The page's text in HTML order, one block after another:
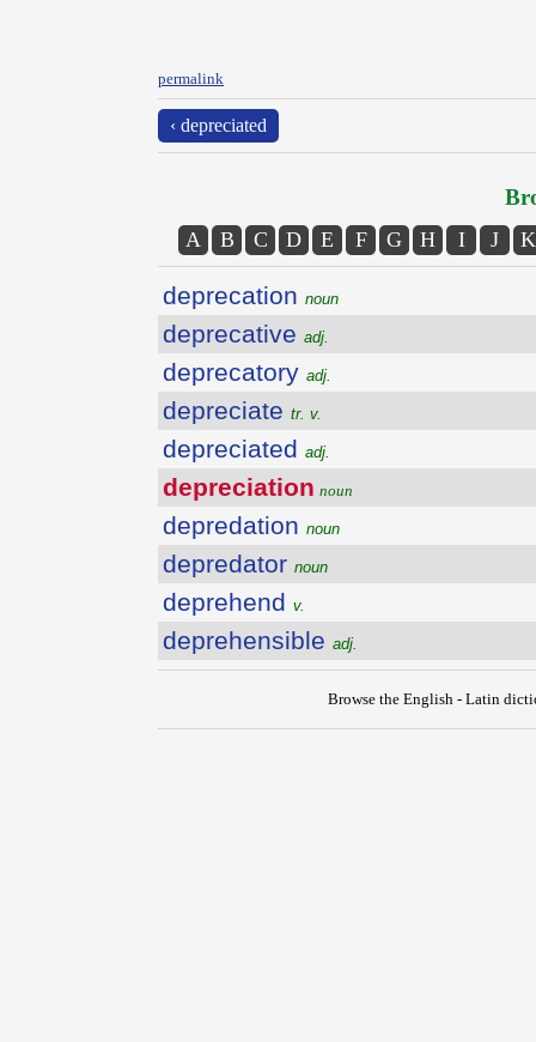
permalink
‹ depreciated
A B C D E F G H I J K
deprecation noun
deprecative adj.
deprecatory adj.
depreciate tr. v.
depreciated adj.
depreciation noun
depredation noun
depredator noun
deprehend v.
deprehensible adj.
Browse the English - Latin